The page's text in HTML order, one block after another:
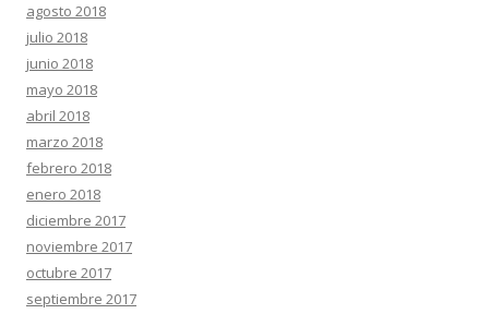
agosto 2018
julio 2018
junio 2018
mayo 2018
abril 2018
marzo 2018
febrero 2018
enero 2018
diciembre 2017
noviembre 2017
octubre 2017
septiembre 2017